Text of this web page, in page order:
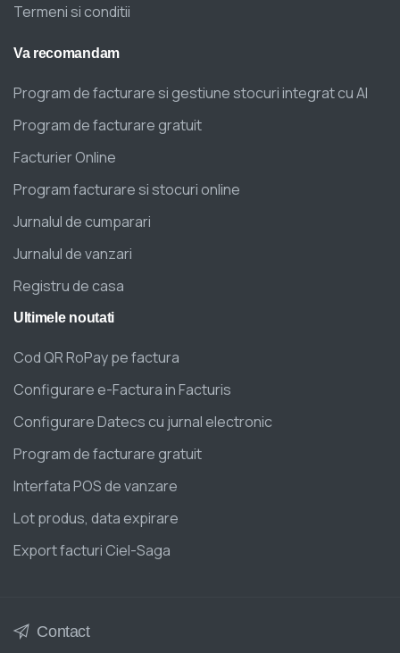
Termeni si conditii
Va recomandam
Program de facturare si gestiune stocuri integrat cu AI
Program de facturare gratuit
Facturier Online
Program facturare si stocuri online
Jurnalul de cumparari
Jurnalul de vanzari
Registru de casa
Ultimele noutati
Cod QR RoPay pe factura
Configurare e-Factura in Facturis
Configurare Datecs cu jurnal electronic
Program de facturare gratuit
Interfata POS de vanzare
Lot produs, data expirare
Export facturi Ciel-Saga
Contact